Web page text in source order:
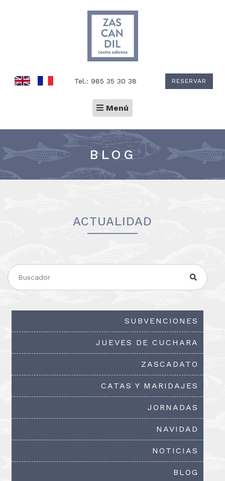
Tel.: 985 35 30 38 RESERVAR
Menú
navigation
BLOG
ACTUALIDAD
SUBVENCIONES
JUEVES DE CUCHARA
ZASCADATO
CATAS Y MARIDAJES
JORNADAS
NAVIDAD
NOTICIAS
BLOG